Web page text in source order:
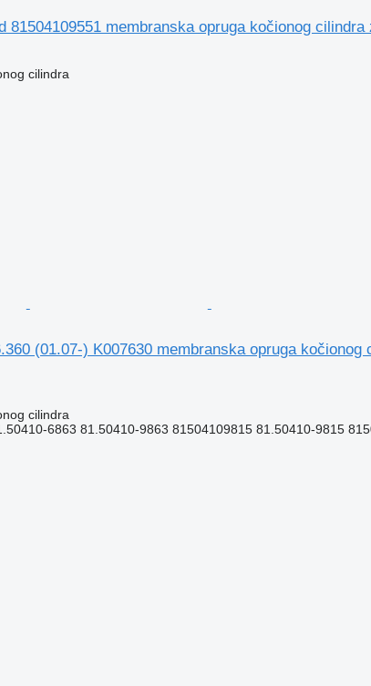
81504109551 membranska opruga kočionog
cilindra
(01.07-) K007630 membranska opruga
cilindra
6863 81.50410-9863 81504109815 81.50410-9815